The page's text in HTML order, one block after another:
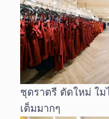
ชุดราตรี ตัดใหม่ ใ
เต็มมากๆ